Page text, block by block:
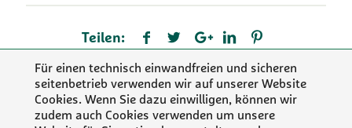
Teilen:
Für einen technisch einwandfreien und sicheren
seitenbetrieb verwenden wir auf unserer Website
Cookies. Wenn Sie dazu einwilligen, können wir
zudem auch Cookies verwenden um unsere